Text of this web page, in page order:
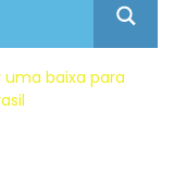
baixa para